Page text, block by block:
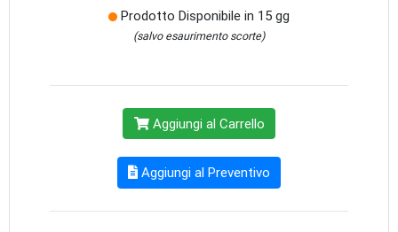
Prodotto Disponibile in 15 gg
(salvo esaurimento scorte)
Aggiungi al Carrello
Aggiungi al Preventivo